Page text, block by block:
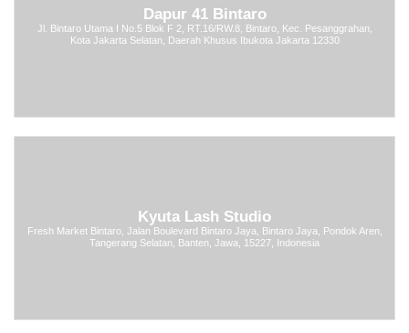
Dapur 41 Bintaro
Jl. Bintaro Utama I No.5 Blok F 2, RT.16/RW.8, Bintaro, Kec. Pesanggrahan,
Kota Jakarta Selatan, Daerah Khusus Ibukota Jakarta 12330
Kyuta Lash Studio
Fresh Market Bintaro, Jalan Boulevard Bintaro Jaya, Bintaro Jaya, Pondok Aren,
Tangerang Selatan, Banten, Jawa, 15227, Indonesia